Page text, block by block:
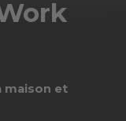
maison et